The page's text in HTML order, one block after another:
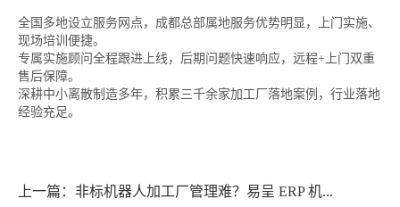
全国多地设立服务网点，成都总部属地服务优势明显，上门实施、
现场培训便捷。
专属实施顾问全程跟进上线，后期问题快速响应，远程+上门双重
售后保障。
深耕中小离散制造多年，积累三千余家加工厂落地案例，行业落地
经验充足。
上一篇：非标机器人加工厂管理难？易呈 ERP 机...